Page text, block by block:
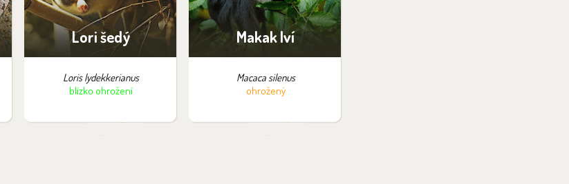
Lori šedý
Loris lydekkerianus
blízko ohrožení
Makak lví
Macaca silenus
ohrožený